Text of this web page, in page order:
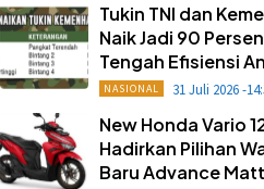
Tukin TNI dan
Naik Jadi 90
Tengah Efisiensi
NASIONAL 31 Juli 2026 -
New Honda Vario
Hadirkan Pilihan
Baru Advance